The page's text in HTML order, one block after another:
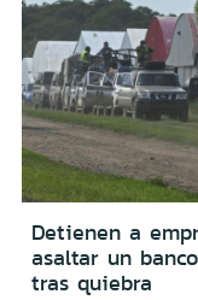
Detienen a
asaltar un
tras quiebra